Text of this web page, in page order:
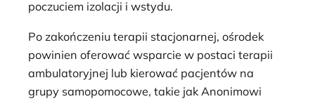
poczuciem izolacji i wstydu.
Po zakończeniu terapii stacjonarnej, ośrodek
powinien oferować wsparcie w postaci terapii
ambulatoryjnej lub kierować pacjentów na
grupy samopomocowe, takie jak Anonimowi